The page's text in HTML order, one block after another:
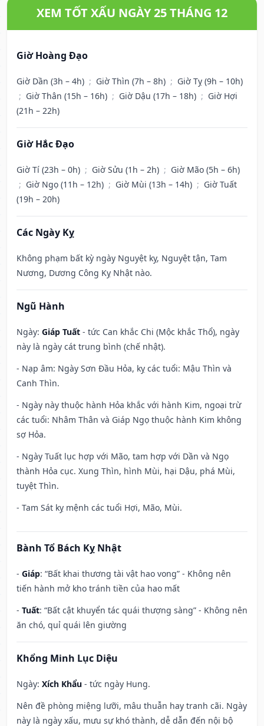
XEM TỐT XẤU NGÀY 25 THÁNG 12
Giờ Hoàng Đạo
Giờ Dần (3h – 4h) ; Giờ Thìn (7h – 8h) ; Giờ Tỵ (9h – 10h)
; Giờ Thân (15h – 16h) ; Giờ Dậu (17h – 18h) ; Giờ Hợi
(21h – 22h)
Giờ Hắc Đạo
Giờ Tí (23h – 0h) ; Giờ Sửu (1h – 2h) ; Giờ Mão (5h – 6h)
; Giờ Ngọ (11h – 12h) ; Giờ Mùi (13h – 14h) ; Giờ Tuất
(19h – 20h)
Các Ngày Kỵ
Không phạm bất kỳ ngày Nguyệt kỵ, Nguyệt tận, Tam
Nương, Dương Công Kỵ Nhật nào.
Ngũ Hành
Ngày: Giáp Tuất - tức Can khắc Chi (Mộc khắc Thổ), ngày
này là ngày cát trung bình (chế nhật).
- Nạp âm: Ngày Sơn Đầu Hỏa, kỵ các tuổi: Mậu Thìn và
Canh Thìn.
- Ngày này thuộc hành Hỏa khắc với hành Kim, ngoại trừ
các tuổi: Nhâm Thân và Giáp Ngọ thuộc hành Kim không
sợ Hỏa.
- Ngày Tuất lục hợp với Mão, tam hợp với Dần và Ngọ
thành Hỏa cục. Xung Thìn, hình Mùi, hại Dậu, phá Mùi,
tuyệt Thìn.
- Tam Sát kỵ mệnh các tuổi Hợi, Mão, Mùi.
Bành Tổ Bách Kỵ Nhật
- Giáp: “Bất khai thương tài vật hao vong” - Không nên
tiến hành mở kho tránh tiền của hao mất
- Tuất: “Bất cật khuyển tác quái thượng sàng” - Không nên
ăn chó, quỉ quái lên giường
Khổng Minh Lục Diệu
Ngày: Xích Khẩu - tức ngày Hung.
Nên đề phòng miệng lưỡi, mâu thuẫn hay tranh cãi. Ngày
này là ngày xấu, mưu sự khó thành, dễ dẫn đến nội bộ